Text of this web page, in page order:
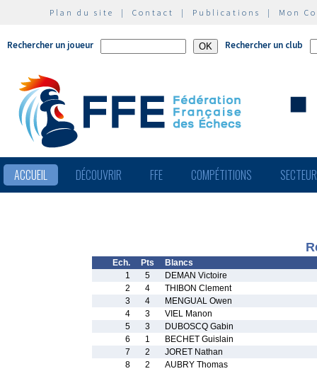
Plan du site | Contact | Publications | Mon
Rechercher un joueur Rechercher un club
ACCUEIL DÉCOUVRIR FFE COMPÉTITIONS
Ech. Pts
Blancs
1
5
DEMAN Victoire
2
4
THIBON Clement
3
4
MENGUAL Owen
4
3
VIEL Manon
5
3
DUBOSCQ Gabin
6
1
BECHET Guislain
7
2
JORET Nathan
8
2 AUBRY Thomas